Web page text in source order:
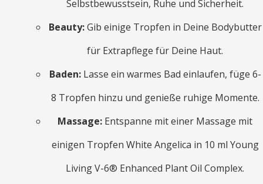
Selbstbewusstsein, Ruhe und Sicherheit.
Beauty:Gib einige Tropfen in Deine Bodybutter
für Extrapflege für Deine Haut.
Baden:Lasse ein warmes Bad einlaufen, füge 6-
8 Tropfen hinzu und genieße ruhige Momente.
Massage: Entspanne mit einer Massage mit
einigen Tropfen White Angelica in 10 ml Young
Living V-6® Enhanced Plant Oil Complex.